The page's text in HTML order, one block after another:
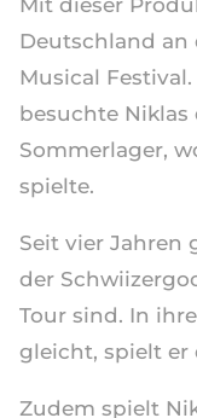
Mit dieser
Deutschland an
Musical
besuchte Niklas
Sommerlager,
spielte.
Seit vier Jahren
der
Tour sind. In
gleicht, spielt er
Zudem spielt